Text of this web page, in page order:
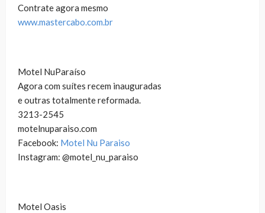
Contrate agora mesmo
www.mastercabo.com.br
Motel NuParaíso
Agora com suítes recem inauguradas
e outras totalmente reformada.
3213-2545
motelnuparaiso.com
Facebook: Motel Nu Paraiso
Instagram: @motel_nu_paraiso
Motel Oasis